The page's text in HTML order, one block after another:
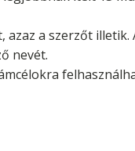
a szerzőt
nevét.